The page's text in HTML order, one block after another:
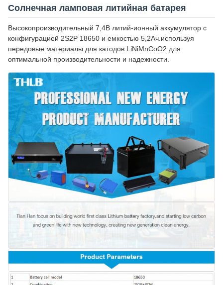
Солнечная ламповая литийная батарея
Высокопроизводительный 7,4В литий-ионный аккумулятор с
конфигурацией 2S2P 18650 и емкостью 5,2Ач.используя
передовые материалы для катодов LiNiMnCoO2 для
оптимальной производительности и надежности.